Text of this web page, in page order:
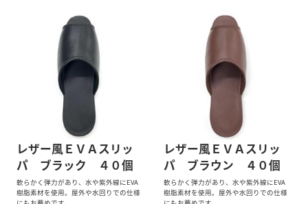
レザー風ＥＶＡスリッ
パ ブラック ４０個
軟らかく弾力があり、水や紫外線にEVA
樹脂素材を使用。屋外や水回りでの仕様
レザー風ＥＶＡスリッ
パ ブラウン ４０個
軟らかく弾力があり、水や紫外線にEVA
樹脂素材を使用。屋外や水回りでの仕様